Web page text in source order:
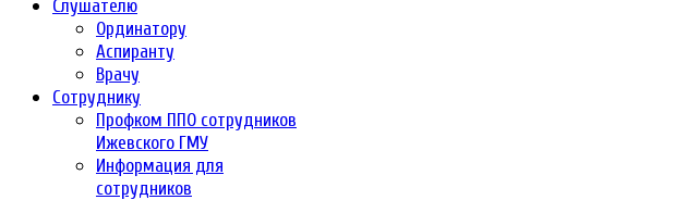
Слушателю
Ординатору
Аспиранту
Врачу
Сотруднику
Профком ППО сотрудников
Ижевского ГМУ
Информация для
сотрудников